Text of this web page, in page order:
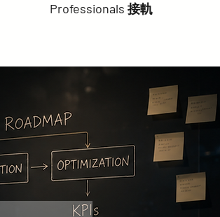
Professionals 接軌